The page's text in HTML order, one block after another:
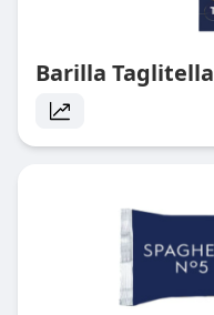
Barilla Taglitella